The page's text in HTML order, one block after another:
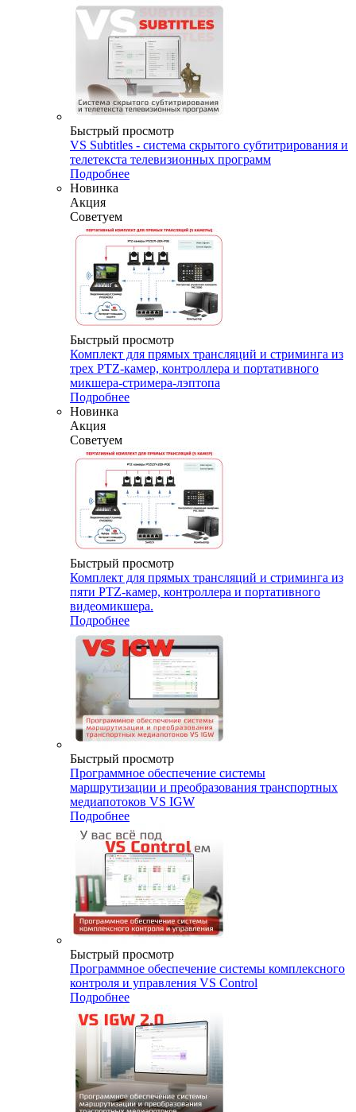
Быстрый просмотр
VS Subtitles - система скрытого субтитрирования и
телетекста телевизионных программ
Подробнее
Новинка
Акция
Советуем
Быстрый просмотр
Комплект для прямых трансляций и стриминга из
трех PTZ-камер, контроллера и портативного
микшера-стримера-лэптопа
Подробнее
Новинка
Акция
Советуем
Быстрый просмотр
Комплект для прямых трансляций и стриминга из
пяти PTZ-камер, контроллера и портативного
видеомикшера.
Подробнее
Быстрый просмотр
Программное обеспечение системы
маршрутизации и преобразования транспортных
медиапотоков VS IGW
Подробнее
Быстрый просмотр
Программное обеспечение системы комплексного
контроля и управления VS Control
Подробнее